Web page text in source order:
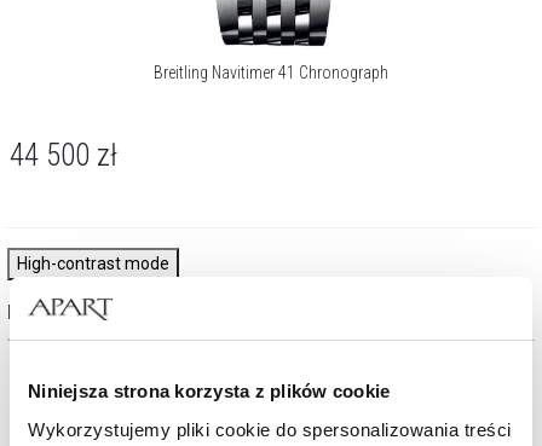
Niniejsza strona korzysta z plików cookie
Wykorzystujemy pliki cookie do spersonalizowania treści
Breitling Navitimer 41 Chronograph
44 500 zł
High-contrast mode
Najczęściej wybierane